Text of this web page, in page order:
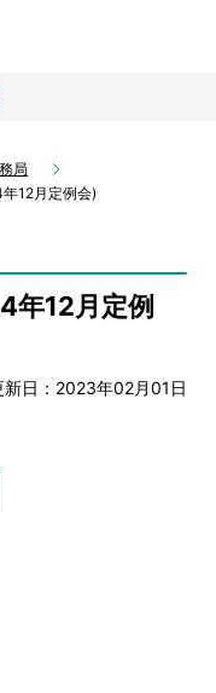
局
12月定例会)
年12月定例
新日：2023年02月01日